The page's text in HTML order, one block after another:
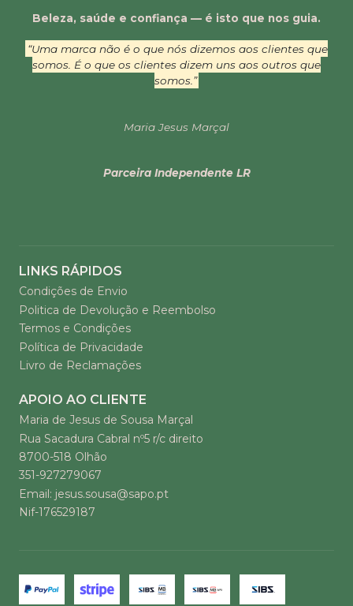
Beleza, saúde e confiança — é isto que nos guia.
“Uma marca não é o que nós dizemos aos clientes que
somos. É o que os clientes dizem uns aos outros que
somos.”
Maria Jesus Marçal
Parceira Independente LR
LINKS RÁPIDOS
Condições de Envio
Politica de Devolução e Reembolso
Termos e Condições
Política de Privacidade
Livro de Reclamações
APOIO AO CLIENTE
Maria de Jesus de Sousa Marçal
Rua Sacadura Cabral nº5 r/c direito
8700-518 Olhão
351-927279067
Email: jesus.sousa@sapo.pt
Nif-176529187